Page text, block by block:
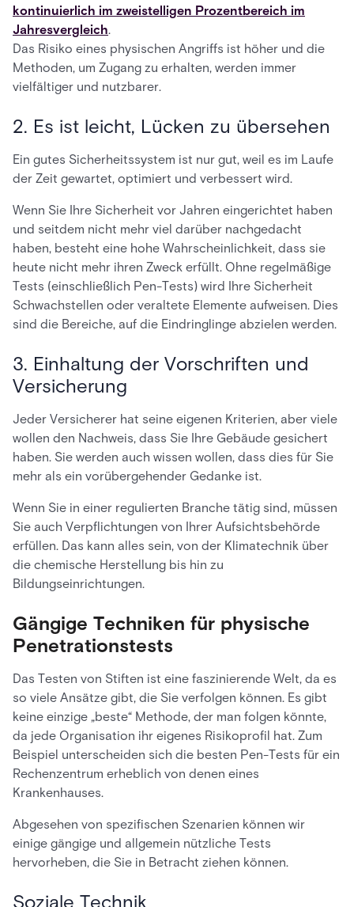
kontinuierlich im zweistelligen Prozentbereich im
Jahresvergleich.
Das Risiko eines physischen Angriffs ist höher und die
Methoden, um Zugang zu erhalten, werden immer
vielfältiger und nutzbarer.
2. Es ist leicht, Lücken zu übersehen
Ein gutes Sicherheitssystem ist nur gut, weil es im Laufe
der Zeit gewartet, optimiert und verbessert wird.
Wenn Sie Ihre Sicherheit vor Jahren eingerichtet haben
und seitdem nicht mehr viel darüber nachgedacht
haben, besteht eine hohe Wahrscheinlichkeit, dass sie
heute nicht mehr ihren Zweck erfüllt. Ohne regelmäßige
Tests (einschließlich Pen-Tests) wird Ihre Sicherheit
Schwachstellen oder veraltete Elemente aufweisen. Dies
sind die Bereiche, auf die Eindringlinge abzielen werden.
3. Einhaltung der Vorschriften und
Versicherung
Jeder Versicherer hat seine eigenen Kriterien, aber viele
wollen den Nachweis, dass Sie Ihre Gebäude gesichert
haben. Sie werden auch wissen wollen, dass dies für Sie
mehr als ein vorübergehender Gedanke ist.
Wenn Sie in einer regulierten Branche tätig sind, müssen
Sie auch Verpflichtungen von Ihrer Aufsichtsbehörde
erfüllen. Das kann alles sein, von der Klimatechnik über
die chemische Herstellung bis hin zu
Bildungseinrichtungen.
Gängige Techniken für physische
Penetrationstests
Das Testen von Stiften ist eine faszinierende Welt, da es
so viele Ansätze gibt, die Sie verfolgen können. Es gibt
keine einzige „beste“ Methode, der man folgen könnte,
da jede Organisation ihr eigenes Risikoprofil hat. Zum
Beispiel unterscheiden sich die besten Pen-Tests für ein
Rechenzentrum erheblich von denen eines
Krankenhauses.
Abgesehen von spezifischen Szenarien können wir
einige gängige und allgemein nützliche Tests
hervorheben, die Sie in Betracht ziehen können.
Soziale Technik